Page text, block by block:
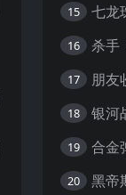
15
16
17
18
19
20 黑帝